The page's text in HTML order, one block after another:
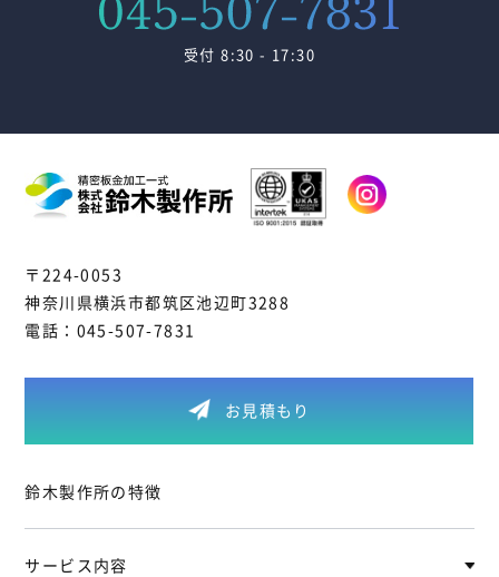
受付 8:30 - 17:30
〒224-0053
神奈川県横浜市都筑区池辺町3288
電話： 045-507-7831
お見積もり
鈴木製作所の特徴
サービス内容